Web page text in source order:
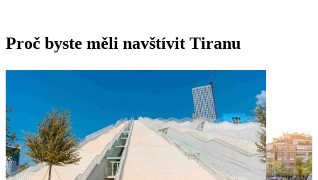
Proč byste měli navštívit Tiranu